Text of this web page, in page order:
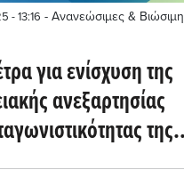
- 13:16 - Ανανεώσιμες & Βιώσιμη
για ενίσχυση της
ανεξαρτησίας
της